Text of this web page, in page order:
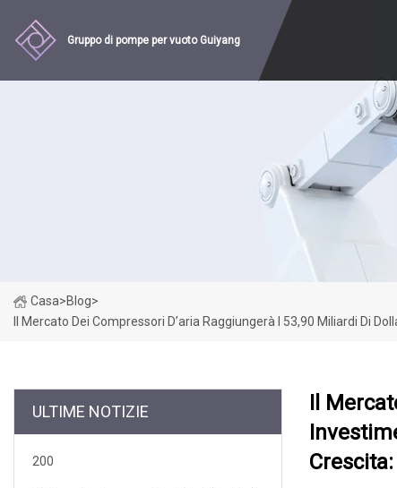
Gruppo di pompe per vuoto Guiyang
Casa>Blog>
Il Mercato Dei Compressori D’aria Raggiungerà I 53,90 Miliardi Di
ULTIME NOTIZIE
200
Il